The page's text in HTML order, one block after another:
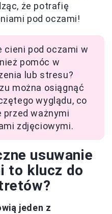
że potrafię
pod oczami!
cieni pod oczami w
pomóc w
lub stresu?
można osiągnąć
wyglądu, co
ważnymi
zdjęciowymi.
usuwanie
to klucz do
jeden z